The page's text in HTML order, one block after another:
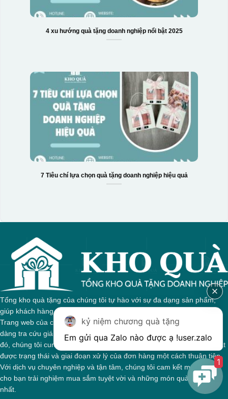
Hộp xi 2 cốc
Hộp xi biểu trưng
4 xu hướng quà tặng doanh nghiệp nổi bật 2025
7 Tiêu chí lựa chọn quà tặng doanh nghiệp hiệu quả
Tổng kho quà tặng của chúng tôi tự hào với sự đa dạng sản phẩm,
giúp khách hàng dễ dàng tìm kiếm quà tặng phù hợp cho mọi dịp.
Trang web của chúng tôi được thiết kế trực quan, cho phép bạn dễ
dàng tra cứu giá cả và thông tin chi tiết về từng sản phẩm. Bên cạnh
đó, chúng tôi cung cấp hệ thống theo dõi đơn hàng, giúp bạn nắm bắt
được trạng thái và giai đoạn xử lý của đơn hàng một cách thuận tiện.
Với dịch vụ chuyên nghiệp và tận tâm, chúng tôi cam kết mang đến
cho bạn trải nghiệm mua sắm tuyệt vời và những món quà ý nghĩa
nhất.
kỷ niệm chương quà tặng
Em gửi qua Zalo nào được ạ !user.zalo
1